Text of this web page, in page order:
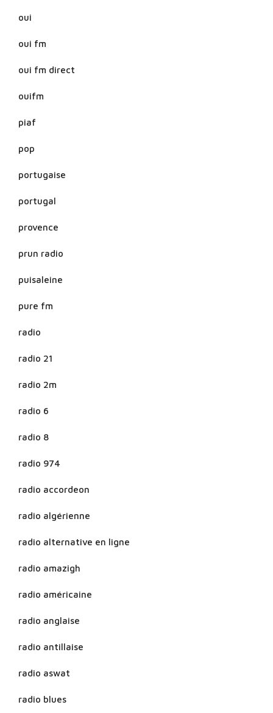
oui
oui fm
oui fm direct
ouifm
piaf
pop
portugaise
portugal
provence
prun radio
puisaleine
pure fm
radio
radio 21
radio 2m
radio 6
radio 8
radio 974
radio accordeon
radio algérienne
radio alternative en ligne
radio amazigh
radio américaine
radio anglaise
radio antillaise
radio aswat
radio blues